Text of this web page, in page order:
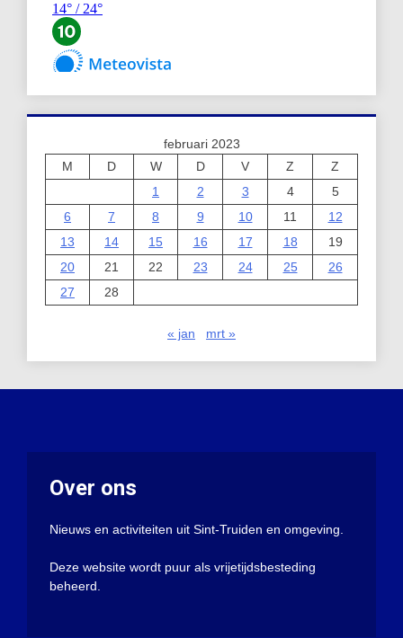
februari 2023
M
D W D V Z
Z
1
2 3 4
5
6
7 8 9 10 11
12
13
14 15 16 17 18
19
20
21 22 23 24 25
26
27
28
« jan mrt »
Over ons
Nieuws en activiteiten uit Sint-Truiden en omgeving.
Deze website wordt puur als vrijetijdsbesteding
beheerd.